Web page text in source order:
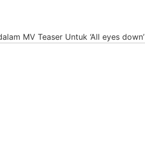
MV Teaser Untuk ‘All eyes down’